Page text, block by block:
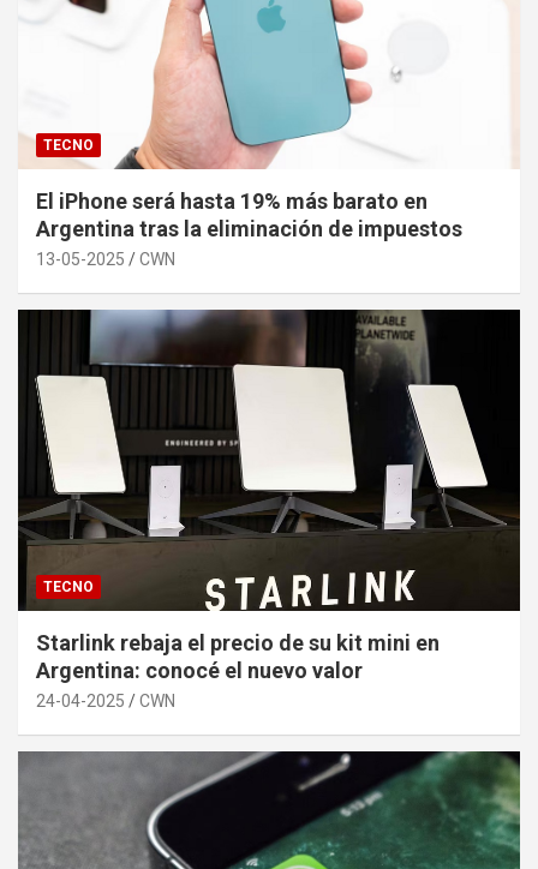
TECNO
El iPhone será hasta 19% más barato en
Argentina tras la eliminación de impuestos
13-05-2025 CWN
TECNO
Starlink rebaja el precio de su kit mini en
Argentina: conocé el nuevo valor
24-04-2025 CWN